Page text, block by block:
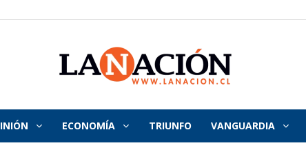
La
ECONOMÍA TRIUNFO VANGUARDIA